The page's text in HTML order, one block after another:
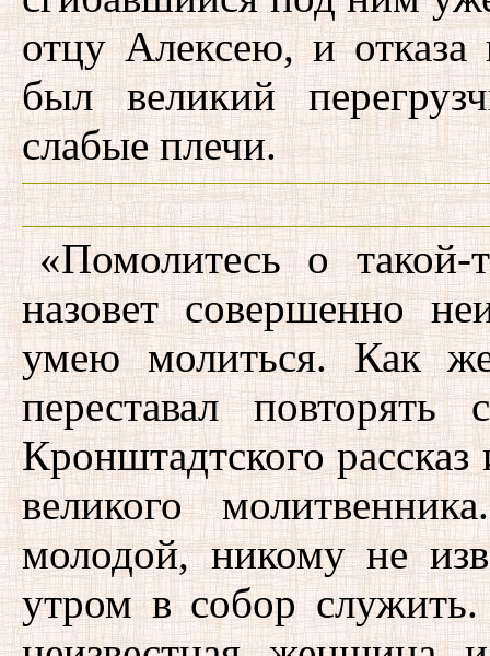
отцу Алексею, и
был великий
слабые плечи.
«Помолитесь о
назовет совершенно
умею молиться. Как
переставал
Кронштадтского
великого
молодой, никому не
утром в собор